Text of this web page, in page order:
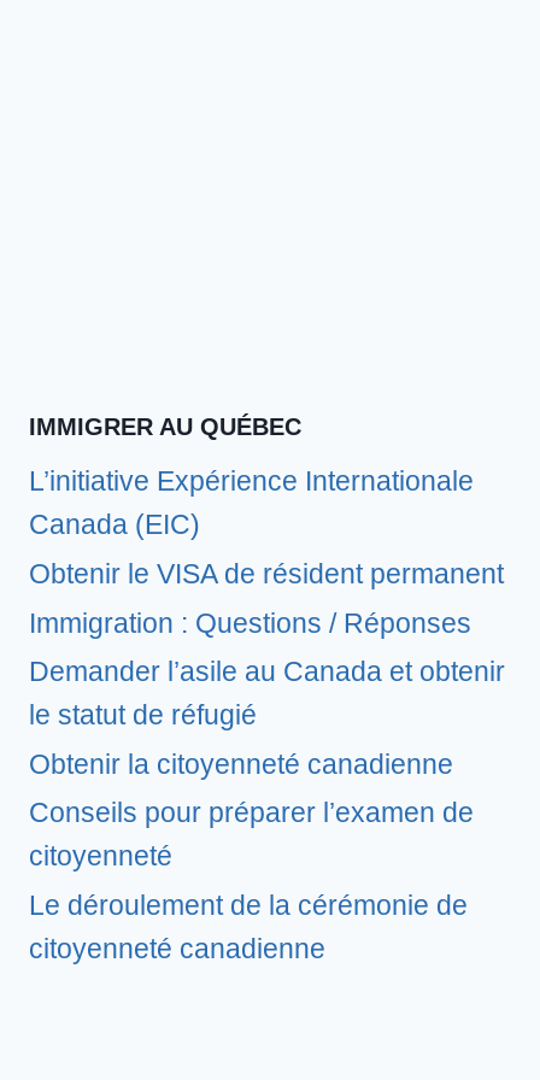
IMMIGRER AU QUÉBEC
L’initiative Expérience Internationale
Canada (EIC)
Obtenir le VISA de résident permanent
Immigration : Questions / Réponses
Demander l’asile au Canada et obtenir
le statut de réfugié
Obtenir la citoyenneté canadienne
Conseils pour préparer l’examen de
citoyenneté
Le déroulement de la cérémonie de
citoyenneté canadienne